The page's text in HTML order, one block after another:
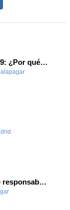
BIBLIOTECA PERSONAL 9: ¿Por qué ser feliz cuando puedes ser normal?
-
Podcast 25/26 - La enorme responsabilidad de ser juez
-